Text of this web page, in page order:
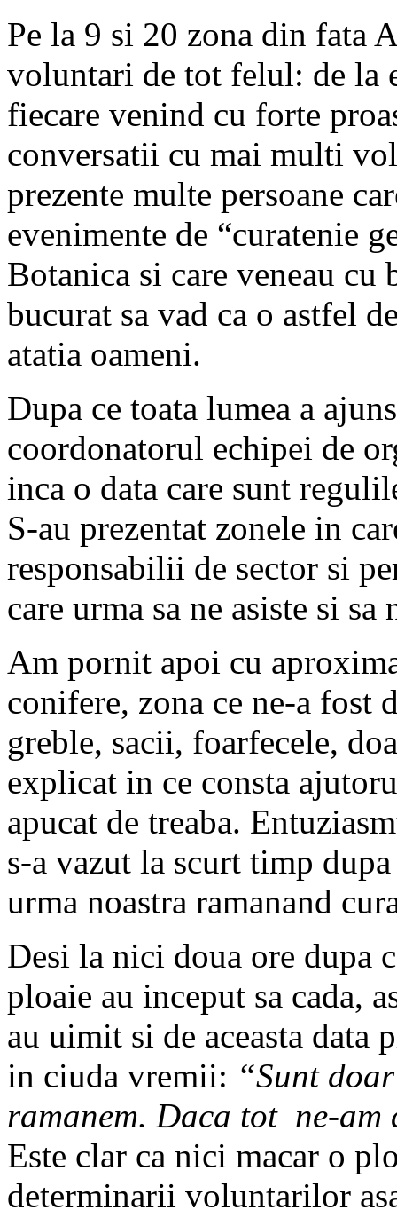
Pe la 9 si 20 zona din fata
voluntari de tot felul: de la
fiecare venind cu forte
conversatii cu mai multi
prezente multe persoane
evenimente de “curatenie
Botanica si care veneau cu
bucurat sa vad ca o astfel
atatia oameni.
Dupa ce toata lumea a
coordonatorul echipei de
inca o data care sunt
S-au prezentat zonele in
responsabilii de sector si
care urma sa ne asiste si
Am pornit apoi cu
conifere, zona ce ne-a
greble, sacii, foarfecele,
explicat in ce consta
apucat de treaba.
s-a vazut la scurt timp
urma noastra ramanand
Desi la nici doua ore dupa
ploaie au inceput sa cada,
au uimit si de aceasta data
in ciuda vremii: “Sunt
ramanem. Daca tot ne-am
Este clar ca nici macar o
determinarii voluntarilor